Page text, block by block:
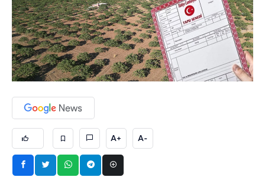
A+ A-